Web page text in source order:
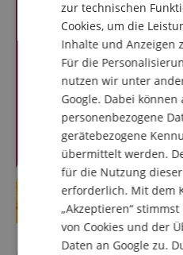
zur technischen
Cookies, um die
Inhalte und Anzeigen
Für die
nutzen wir unter
Google. Dabei können
personenbezogene
gerätebezogene
übermittelt werden.
für die Nutzung
erforderlich. Mit dem
„Akzeptieren“
von Cookies und der
Daten an Google zu.